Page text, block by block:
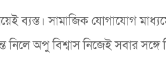
ব্যস্ত। সামাজিক যোগাযোগ
অপু বিশ্বাস নিজেই সবার সঙ্গে